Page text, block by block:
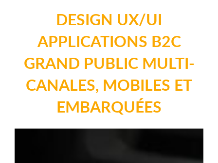
DESIGN UX/UI
APPLICATIONS B2C
GRAND PUBLIC MULTI-
CANALES, MOBILES ET
EMBARQUÉES